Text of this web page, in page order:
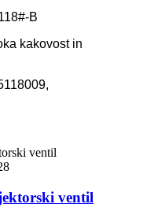
B
kakovost in
ventil